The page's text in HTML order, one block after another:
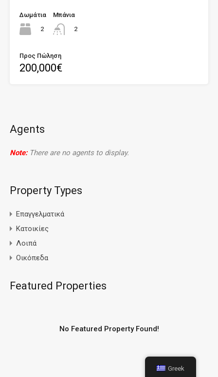
Δωμάτια
2
Μπάνια
2
Προς Πώληση
200,000€
Agents
Note:There are no agents to display.
Property Types
Επαγγελματικά
Κατοικίες
Λοιπά
Οικόπεδα
Featured Properties
No Featured Property Found!
Greek